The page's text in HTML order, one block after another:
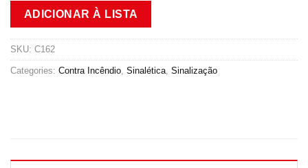
ADICIONAR À LISTA
SKU: C162
Categories: Contra Incêndio Sinalética Sinalização